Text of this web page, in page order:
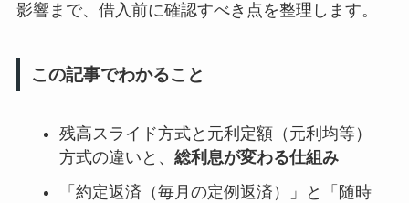
影響まで、借入前に確認すべき点を整理します。
この記事でわかること
残高スライド方式と元利定額（元利均等）
方式の違いと、 総利息が変わる仕組み
「約定返済（毎月の定例返済）」と「随時